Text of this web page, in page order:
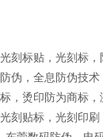
刻标贴，光刻标
伪，全息防伪技
，烫印防为商标
刻贴标，光刻印